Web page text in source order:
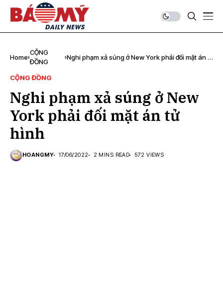
Home
CỘNG
ĐỒNG
Nghi phạm xả súng ở New York phải đối mặt án tử
CỘNG ĐỒNG
Nghi phạm xả súng ở New
York phải đối mặt án tử
hình
HOANGMY 17/06/2022 2 MINS READ 572 VIEWS